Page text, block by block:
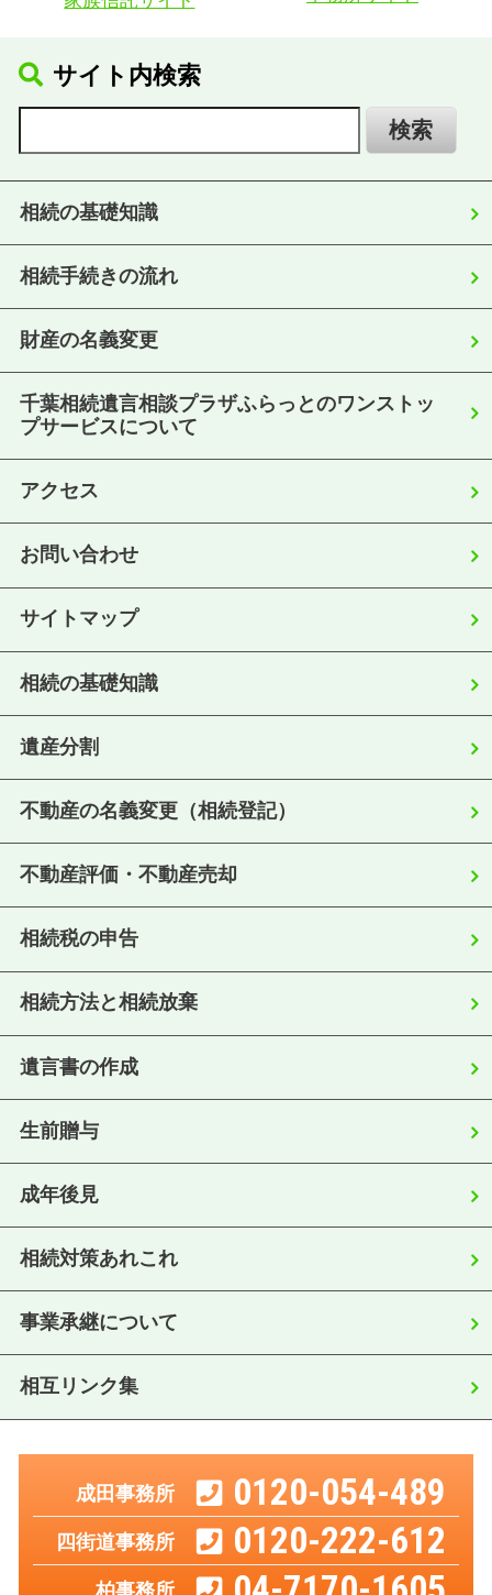
サイト内検索
相続の基礎知識
相続手続きの流れ
財産の名義変更
千葉相続遺言相談プラザふらっとのワンストッ
プサービスについて
アクセス
お問い合わせ
サイトマップ
相続の基礎知識
遺産分割
不動産の名義変更（相続登記）
不動産評価・不動産売却
相続税の申告
相続方法と相続放棄
遺言書の作成
生前贈与
成年後見
相続対策あれこれ
事業承継について
相互リンク集
成田事務所 0120-054-489
四街道事務所 0120-222-612
柏事務所